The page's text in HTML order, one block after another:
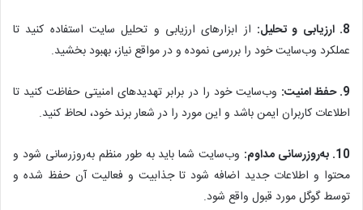
8. ارزیابی و تحلیل:
از ابزارهای ارزیابی و تحلیل سایت استفاده کنید تا
عملکرد وب‌سایت خود را بررسی نموده و در مواقع نیاز، بهبود بخشید.
9. حفظ امنیت:
وب‌سایت خود را در برابر تهدیدهای امنیتی حفاظت کنید تا
اطلاعات کاربران ایمن باشد و این مورد را در شعار برند خود، لحاظ کنید.
10. به‌روزرسانی مداوم:
وب‌سایت شما باید به طور منظم به‌روزرسانی شود و
محتوا و اطلاعات جدید اضافه شود تا جذابیت و فعالیت آن حفظ شده و
توسط گوگل مورد قبول واقع شود.